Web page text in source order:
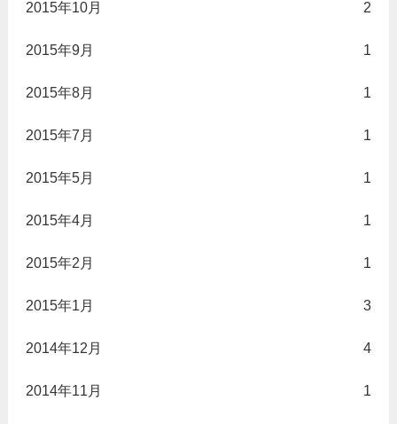
2015年10月 2
2015年9月 1
2015年8月 1
2015年7月 1
2015年5月 1
2015年4月 1
2015年2月 1
2015年1月 3
2014年12月 4
2014年11月 1